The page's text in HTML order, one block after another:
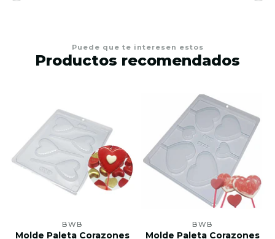
Puede que te interesen estos
Productos recomendados
BWB
Molde Paleta Corazones
BWB
Molde Paleta Corazones